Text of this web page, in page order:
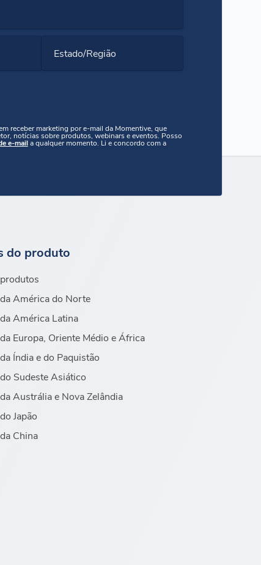
Estado/Região
receber marketing por e-mail da Momentive, que
notícias sobre produtos, webinars e eventos. Posso
e-maila qualquer momento. Li e concordo com a
do produto
América do Norte
América Latina
Europa, Oriente Médio e África
Índia e do Paquistão
Sudeste Asiático
Austrália e Nova Zelândia
Japão
China